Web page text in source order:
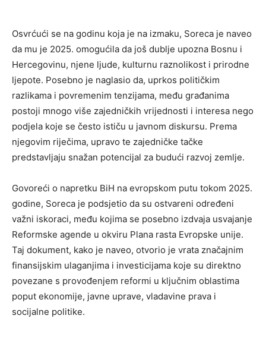
Osvrćući se na godinu koja je na izmaku, Soreca je naveo
da mu je 2025. omogućila da još dublje upozna Bosnu i
Hercegovinu, njene ljude, kulturnu raznolikost i prirodne
ljepote. Posebno je naglasio da, uprkos političkim
razlikama i povremenim tenzijama, među građanima
postoji mnogo više zajedničkih vrijednosti i interesa nego
podjela koje se često ističu u javnom diskursu. Prema
njegovim riječima, upravo te zajedničke tačke
predstavljaju snažan potencijal za budući razvoj zemlje.
Govoreći o napretku BiH na evropskom putu tokom 2025.
godine, Soreca je podsjetio da su ostvareni određeni
važni iskoraci, među kojima se posebno izdvaja usvajanje
Reformske agende u okviru Plana rasta Evropske unije.
Taj dokument, kako je naveo, otvorio je vrata značajnim
finansijskim ulaganjima i investicijama koje su direktno
povezane s provođenjem reformi u ključnim oblastima
poput ekonomije, javne uprave, vladavine prava i
socijalne politike.